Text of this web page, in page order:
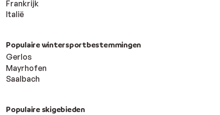
Frankrijk
Italië
Populaire wintersportbestemmingen
Gerlos
Mayrhofen
Saalbach
Populaire skigebieden